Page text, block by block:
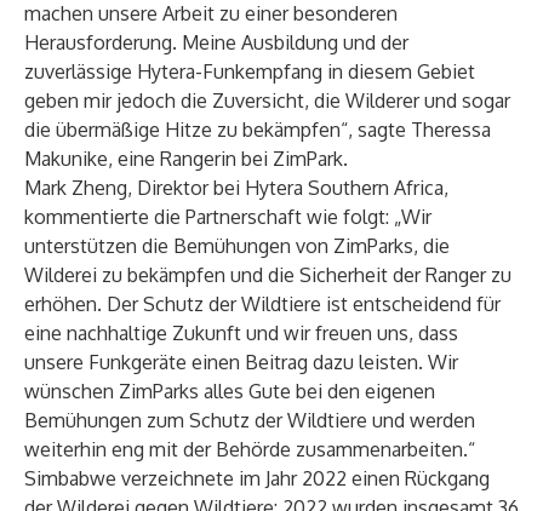
machen unsere Arbeit zu einer besonderen
Herausforderung. Meine Ausbildung und der
zuverlässige Hytera-Funkempfang in diesem Gebiet
geben mir jedoch die Zuversicht, die Wilderer und sogar
die übermäßige Hitze zu bekämpfen“, sagte Theressa
Makunike, eine Rangerin bei ZimPark.
Mark Zheng, Direktor bei Hytera Southern Africa,
kommentierte die Partnerschaft wie folgt: „Wir
unterstützen die Bemühungen von ZimParks, die
Wilderei zu bekämpfen und die Sicherheit der Ranger zu
erhöhen. Der Schutz der Wildtiere ist entscheidend für
eine nachhaltige Zukunft und wir freuen uns, dass
unsere Funkgeräte einen Beitrag dazu leisten. Wir
wünschen ZimParks alles Gute bei den eigenen
Bemühungen zum Schutz der Wildtiere und werden
weiterhin eng mit der Behörde zusammenarbeiten.“
Simbabwe verzeichnete im Jahr 2022 einen Rückgang